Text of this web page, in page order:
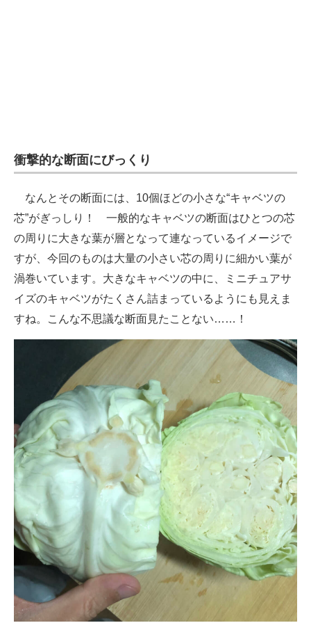
衝撃的な断面にびっくり
なんとその断面には、10個ほどの小さな“キャベツの
芯”がぎっしり！ 一般的なキャベツの断面はひとつの芯
の周りに大きな葉が層となって連なっているイメージで
すが、今回のものは大量の小さい芯の周りに細かい葉が
渦巻いています。大きなキャベツの中に、ミニチュアサ
イズのキャベツがたくさん詰まっているようにも見えま
すね。こんな不思議な断面見たことない……！